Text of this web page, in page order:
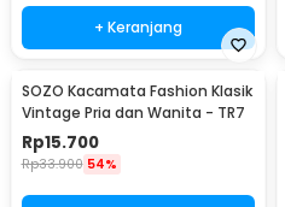
+ Keranjang
SOZO Kacamata Fashion Klasik
Vintage Pria dan Wanita - TR7
Rp15.700
Rp33.900 54%